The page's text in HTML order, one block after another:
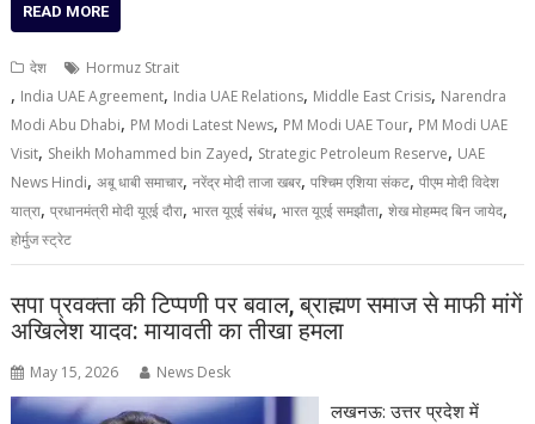
READ MORE
देश Hormuz Strait
, India UAE Agreement, India UAE Relations, Middle East Crisis, Narendra
Modi Abu Dhabi, PM Modi Latest News, PM Modi UAE Tour, PM Modi UAE
Visit, Sheikh Mohammed bin Zayed, Strategic Petroleum Reserve, UAE
News Hindi,अबू धाबी समाचार,नरेंद्र मोदी ताजा खबर,पश्चिम एशिया संकट,पीएम मोदी विदेश
यात्रा,प्रधानमंत्री मोदी यूएई दौरा,भारत यूएई संबंध,भारत यूएई समझौता,शेख मोहम्मद बिन जायेद,
होर्मुज स्ट्रेट
सपा प्रवक्ता की टिप्पणी पर बवाल, ब्राह्मण समाज से माफी मांगें
अखिलेश यादव: मायावती का तीखा हमला
May 15, 2026 News Desk
लखनऊ: उत्तर प्रदेश में